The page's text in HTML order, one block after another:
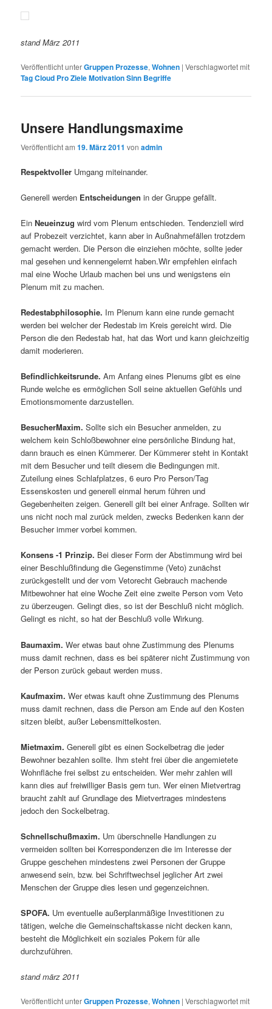
stand März 2011
Veröffentlicht unterGruppen Prozesse,Wohnen |Verschlagwortet mit
Tag Cloud Pro Ziele Motivation Sinn Begriffe
Unsere Handlungsmaxime
Veröffentlicht am19. März 2011 vonadmin
Respektvoller Umgang miteinander.
Generell werden Entscheidungen in der Gruppe gefällt.
EinNeueinzugwird vom Plenum entschieden. Tendenziell wird
auf Probezeit verzichtet, kann aber in Außnahmefällen trotzdem
gemacht werden. Die Person die einziehen möchte, sollte jeder
mal gesehen und kennengelernt haben.Wir empfehlen einfach
mal eine Woche Urlaub machen bei uns und wenigstens ein
Plenum mit zu machen.
Redestabphilosophie. Im Plenum kann eine runde gemacht
werden bei welcher der Redestab im Kreis gereicht wird. Die
Person die den Redestab hat, hat das Wort und kann gleichzeitig
damit moderieren.
Befindlichkeitsrunde. Am Anfang eines Plenums gibt es eine
Runde welche es ermöglichen Soll seine aktuellen Gefühls und
Emotionsmomente darzustellen.
BesucherMaxim.Sollte sich ein Besucher anmelden, zu
welchem kein Schloßbewohner eine persönliche Bindung hat,
dann brauch es einen Kümmerer. Der Kümmerer steht in Kontakt
mit dem Besucher und teilt diesem die Bedingungen mit.
Zuteilung eines Schlafplatzes, 6 euro Pro Person/Tag
Essenskosten und generell einmal herum führen und
Gegebenheiten zeigen. Generell gilt bei einer Anfrage. Sollten wir
uns nicht noch mal zurück melden, zwecks Bedenken kann der
Besucher immer vorbei kommen.
Konsens -1 Prinzip. Bei dieser Form der Abstimmung wird bei
einer Beschlußfindung die Gegenstimme (Veto) zunächst
zurückgestellt und der vom Vetorecht Gebrauch machende
Mitbewohner hat eine Woche Zeit eine zweite Person vom Veto
zu überzeugen. Gelingt dies, so ist der Beschluß nicht möglich.
Gelingt es nicht, so hat der Beschluß volle Wirkung.
Baumaxim.Wer etwas baut ohne Zustimmung des Plenums
muss damit rechnen, dass es bei späterer nicht Zustimmung von
der Person zurück gebaut werden muss.
Kaufmaxim.Wer etwas kauft ohne Zustimmung des Plenums
muss damit rechnen, dass die Person am Ende auf den Kosten
sitzen bleibt, außer Lebensmittelkosten.
Mietmaxim.Generell gibt es einen Sockelbetrag die jeder
Bewohner bezahlen sollte. Ihm steht frei über die angemietete
Wohnfläche frei selbst zu entscheiden. Wer mehr zahlen will
kann dies auf freiwilliger Basis gern tun. Wer einen Mietvertrag
braucht zahlt auf Grundlage des Mietvertrages mindestens
jedoch den Sockelbetrag.
Schnellschußmaxim. Um überschnelle Handlungen zu
vermeiden sollten bei Korrespondenzen die im Interesse der
Gruppe geschehen mindestens zwei Personen der Gruppe
anwesend sein, bzw. bei Schriftwechsel jeglicher Art zwei
Menschen der Gruppe dies lesen und gegenzeichnen.
SPOFA. Um eventuelle außerplanmäßige Investitionen zu
tätigen, welche die Gemeinschaftskasse nicht decken kann,
besteht die Möglichkeit ein soziales Pokern für alle
durchzuführen.
stand märz 2011
Veröffentlicht unterGruppen Prozesse,Wohnen |Verschlagwortet mit